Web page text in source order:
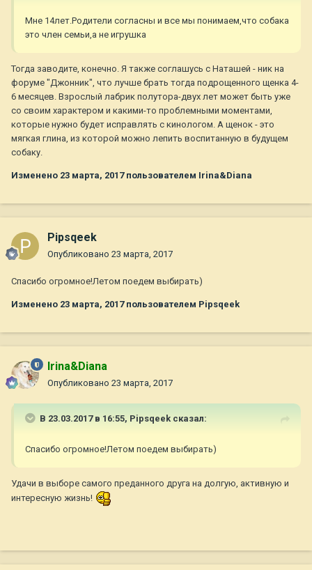
Мне 14лет.Родители согласны и все мы понимаем,что собака
это член семьи,а не игрушка
Тогда заводите, конечно. Я также соглашусь с Наташей - ник на
форуме "Джонник", что лучше брать тогда подрощенного щенка 4-
6 месяцев. Взрослый лабрик полутора-двух лет может быть уже
со своим характером и какими-то проблемными моментами,
которые нужно будет исправлять с кинологом. А щенок - это
мягкая глина, из которой можно лепить воспитанную в будущем
собаку.
Изменено 23 марта, 2017пользователем Irina&Diana
Pipsqeek
Опубликовано 23 марта, 2017
Спасибо огромное!Летом поедем выбирать)
Изменено 23 марта, 2017пользователем Pipsqeek
Irina&Diana
Опубликовано 23 марта, 2017
В 23.03.2017 в 16:55, Pipsqeek сказал:
Спасибо огромное!Летом поедем выбирать)
Удачи в выборе самого преданного друга на долгую, активную и
интересную жизнь!